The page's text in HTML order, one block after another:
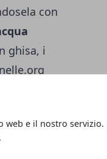
web e il nostro servizio.
con
ghisa, i
lo
vuote